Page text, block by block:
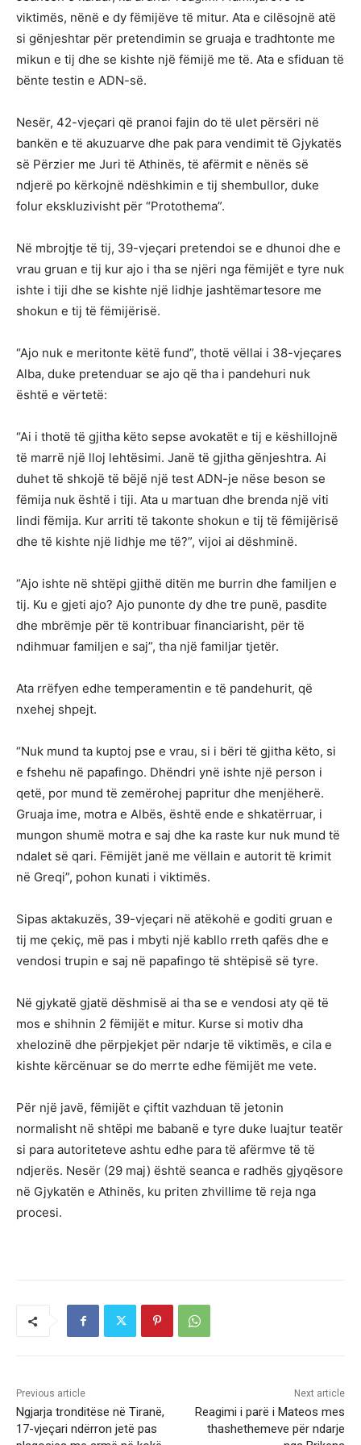
viktimës, nënë e dy fëmijëve të mitur. Ata e cilësojnë atë
si gënjeshtar për pretendimin se gruaja e tradhtonte me
mikun e tij dhe se kishte një fëmijë me të. Ata e sfiduan të
bënte testin e ADN-së.
Nesër, 42-vjeçari që pranoi fajin do të ulet përsëri në
bankën e të akuzuarve dhe pak para vendimit të Gjykatës
së Përzier me Juri të Athinës, të afërmit e nënës së
ndjerë po kërkojnë ndëshkimin e tij shembullor, duke
folur ekskluzivisht për “Protothema”.
Në mbrojtje të tij, 39-vjeçari pretendoi se e dhunoi dhe e
vrau gruan e tij kur ajo i tha se njëri nga fëmijët e tyre nuk
ishte i tiji dhe se kishte një lidhje jashtëmartesore me
shokun e tij të fëmijërisë.
“Ajo nuk e meritonte këtë fund”, thotë vëllai i 38-vjeçares
Alba, duke pretenduar se ajo që tha i pandehuri nuk
është e vërtetë:
“Ai i thotë të gjitha këto sepse avokatët e tij e këshillojnë
të marrë një lloj lehtësimi. Janë të gjitha gënjeshtra. Ai
duhet të shkojë të bëjë një test ADN-je nëse beson se
fëmija nuk është i tiji. Ata u martuan dhe brenda një viti
lindi fëmija. Kur arriti të takonte shokun e tij të fëmijërisë
dhe të kishte një lidhje me të?”, vijoi ai dëshminë.
“Ajo ishte në shtëpi gjithë ditën me burrin dhe familjen e
tij. Ku e gjeti ajo? Ajo punonte dy dhe tre punë, pasdite
dhe mbrëmje për të kontribuar financiarisht, për të
ndihmuar familjen e saj”, tha një familjar tjetër.
Ata rrëfyen edhe temperamentin e të pandehurit, që
nxehej shpejt.
“Nuk mund ta kuptoj pse e vrau, si i bëri të gjitha këto, si
e fshehu në papafingo. Dhëndri ynë ishte një person i
qetë, por mund të zemërohej papritur dhe menjëherë.
Gruaja ime, motra e Albës, është ende e shkatërruar, i
mungon shumë motra e saj dhe ka raste kur nuk mund të
ndalet së qari. Fëmijët janë me vëllain e autorit të krimit
në Greqi”, pohon kunati i viktimës.
Sipas aktakuzës, 39-vjeçari në atëkohë e goditi gruan e
tij me çekiç, më pas i mbyti një kabllo rreth qafës dhe e
vendosi trupin e saj në papafingo të shtëpisë së tyre.
Në gjykatë gjatë dëshmisë ai tha se e vendosi aty që të
mos e shihnin 2 fëmijët e mitur. Kurse si motiv dha
xhelozinë dhe përpjekjet për ndarje të viktimës, e cila e
kishte kërcënuar se do merrte edhe fëmijët me vete.
Për një javë, fëmijët e çiftit vazhduan të jetonin
normalisht në shtëpi me babanë e tyre duke luajtur teatër
si para autoriteteve ashtu edhe para të afërmve të të
ndjerës. Nesër (29 maj) është seanca e radhës gjyqësore
në Gjykatën e Athinës, ku priten zhvillime të reja nga
procesi.
Previous article
Ngjarja tronditëse në Tiranë,
17-vjeçari ndërron jetë pas
Next article
Reagimi i parë i Mateos mes
thashethemeve për ndarje